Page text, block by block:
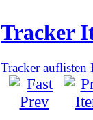
Tracker
Tracker auflisten